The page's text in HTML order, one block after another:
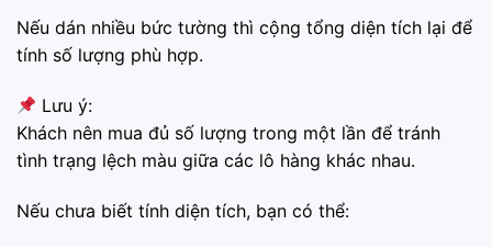
Nếu dán nhiều bức tường thì cộng tổng diện tích lại để
tính số lượng phù hợp.
Lưu ý:
Khách nên mua đủ số lượng trong một lần để tránh
tình trạng lệch màu giữa các lô hàng khác nhau.
Nếu chưa biết tính diện tích, bạn có thể: